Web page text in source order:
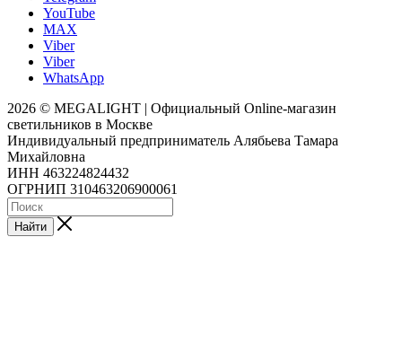
YouTube
MAX
Viber
Viber
WhatsApp
2026 © MEGALIGHT | Официальный Online-магазин
светильников в Москве
Индивидуальный предприниматель Алябьева Тамара
Михайловна
ИНН 463224824432
ОГРНИП 310463206900061
Найти